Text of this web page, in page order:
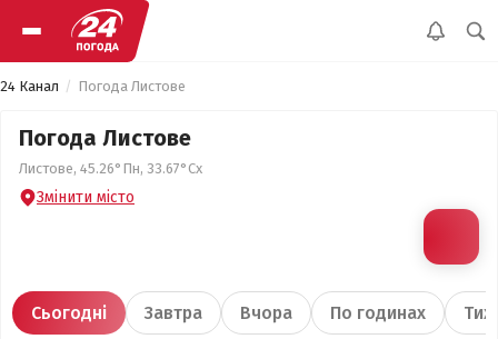
24 Канал Погода Листове
Погода Листове
Листове, 45.26°Пн, 33.67°Сх
Змінити місто
Сьогодні Завтра Вчора По годинах